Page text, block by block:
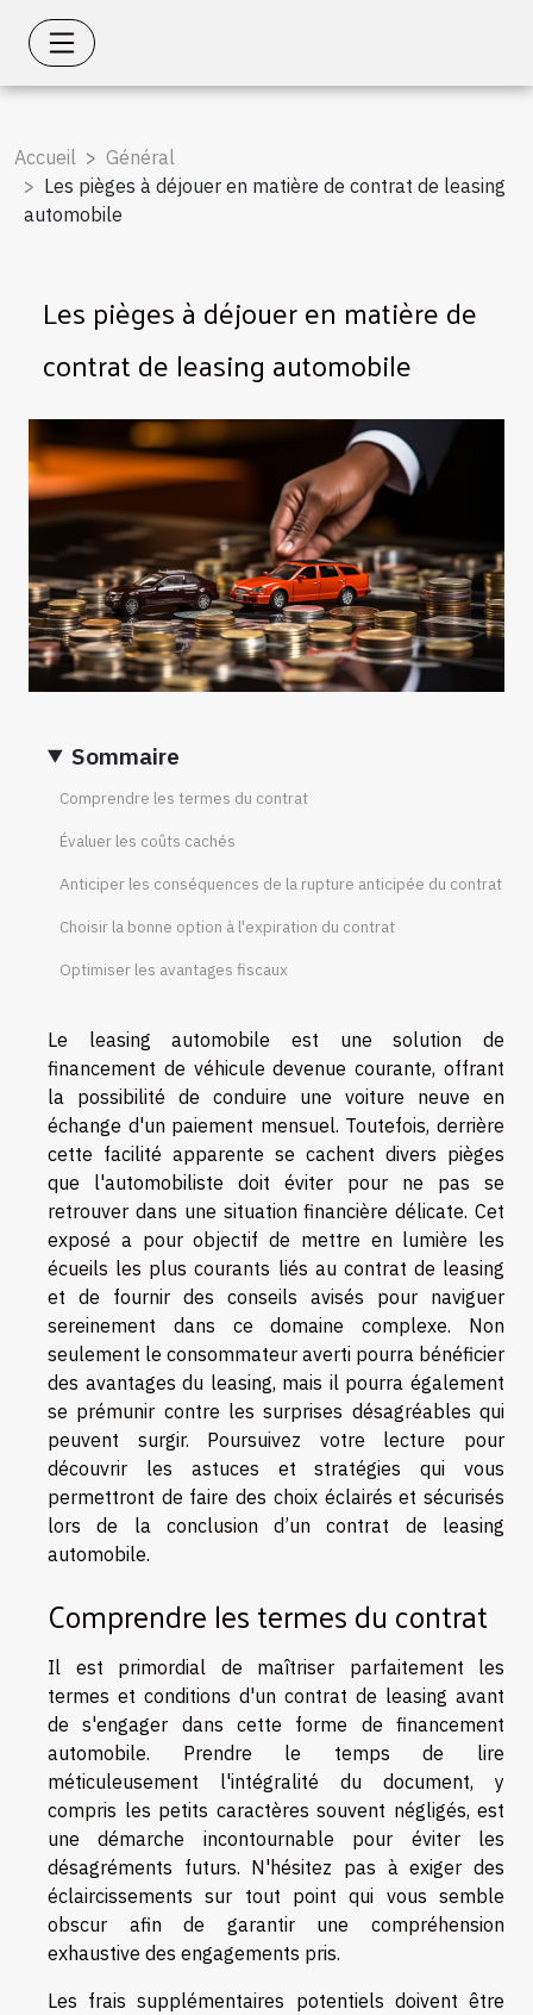
Accueil
Général
Les pièges à déjouer en matière de contrat de leasing
automobile
Les pièges à déjouer en matière de
contrat de leasing automobile
Sommaire
Comprendre les termes du contrat
Évaluer les coûts cachés
Anticiper les conséquences de la rupture anticipée du contrat
Choisir la bonne option à l'expiration du contrat
Optimiser les avantages fiscaux
Le leasing automobile est une solution de
financement de véhicule devenue courante, offrant
la possibilité de conduire une voiture neuve en
échange d'un paiement mensuel. Toutefois, derrière
cette facilité apparente se cachent divers pièges
que l'automobiliste doit éviter pour ne pas se
retrouver dans une situation financière délicate. Cet
exposé a pour objectif de mettre en lumière les
écueils les plus courants liés au contrat de leasing
et de fournir des conseils avisés pour naviguer
sereinement dans ce domaine complexe. Non
seulement le consommateur averti pourra bénéficier
des avantages du leasing, mais il pourra également
se prémunir contre les surprises désagréables qui
peuvent surgir. Poursuivez votre lecture pour
découvrir les astuces et stratégies qui vous
permettront de faire des choix éclairés et sécurisés
lors de la conclusion d’un contrat de leasing
automobile.
Comprendre les termes du contrat
Il est primordial de maîtriser parfaitement les
termes et conditions d'un contrat de leasing avant
de s'engager dans cette forme de financement
automobile. Prendre le temps de lire
méticuleusement l'intégralité du document, y
compris les petits caractères souvent négligés, est
une démarche incontournable pour éviter les
désagréments futurs. N'hésitez pas à exiger des
éclaircissements sur tout point qui vous semble
obscur afin de garantir une compréhension
exhaustive des engagements pris.
Les frais supplémentaires potentiels doivent être